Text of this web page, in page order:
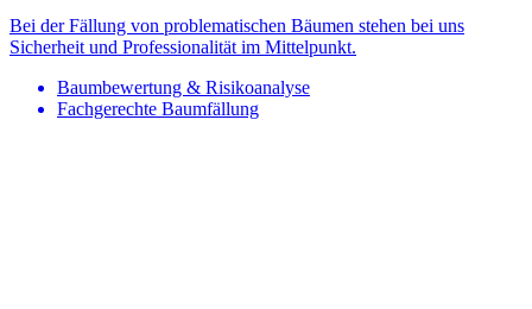
Bei der Fällung von problematischen Bäumen stehen bei uns
Sicherheit und Professionalität im Mittelpunkt.
Baumbewertung & Risikoanalyse
Fachgerechte Baumfällung